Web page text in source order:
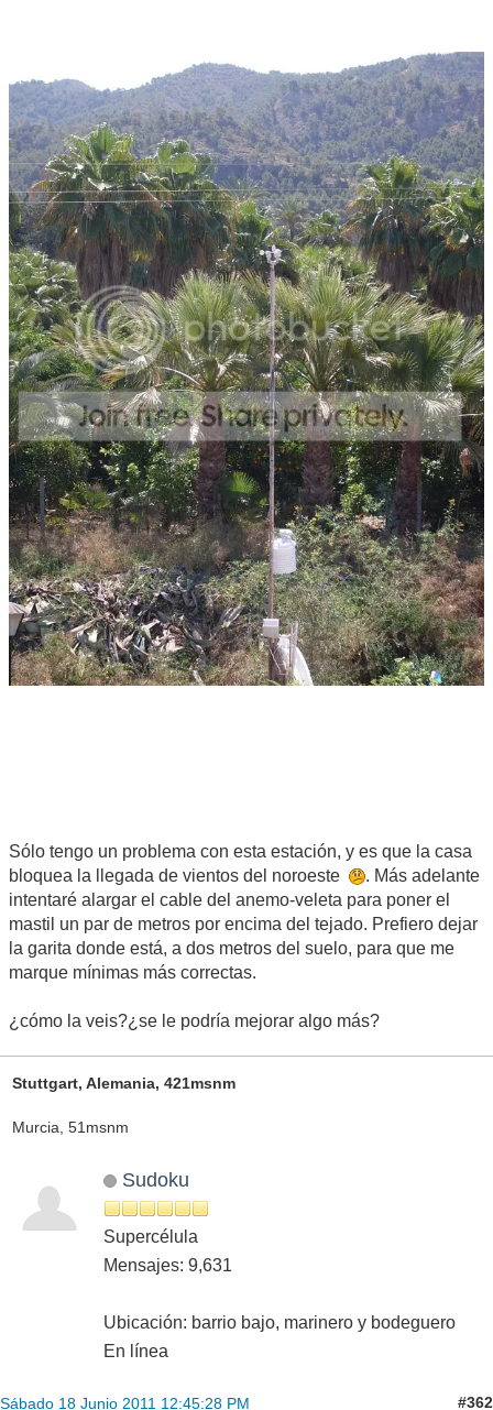
Sólo tengo un problema con esta estación, y es que la casa
bloquea la llegada de vientos del noroeste
. Más adelante
intentaré alargar el cable del anemo-veleta para poner el
mastil un par de metros por encima del tejado. Prefiero dejar
la garita donde está, a dos metros del suelo, para que me
marque mínimas más correctas.
¿cómo la veis?¿se le podría mejorar algo más?
Stuttgart, Alemania, 421msnm
Murcia, 51msnm
Sudoku
Supercélula
Mensajes: 9,631
Ubicación: barrio bajo, marinero y bodeguero
En línea
Sábado 18 Junio 2011 12:45:28 PM #362